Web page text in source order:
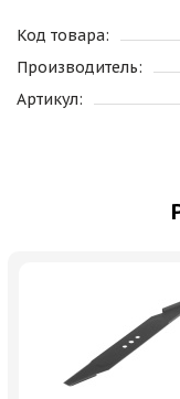
Код товара:
Производитель:
Артикул: